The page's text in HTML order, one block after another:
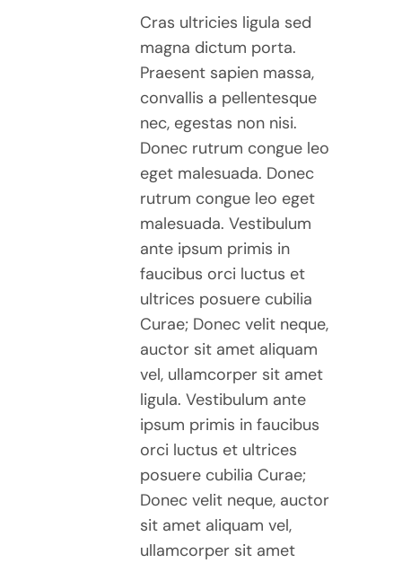
Cras ultricies ligula sed
magna dictum porta.
Praesent sapien massa,
convallis a pellentesque
nec, egestas non nisi.
Donec rutrum congue leo
eget malesuada. Donec
rutrum congue leo eget
malesuada. Vestibulum
ante ipsum primis in
faucibus orci luctus et
ultrices posuere cubilia
Curae; Donec velit neque,
auctor sit amet aliquam
vel, ullamcorper sit amet
ligula. Vestibulum ante
ipsum primis in faucibus
orci luctus et ultrices
posuere cubilia Curae;
Donec velit neque, auctor
sit amet aliquam vel,
ullamcorper sit amet